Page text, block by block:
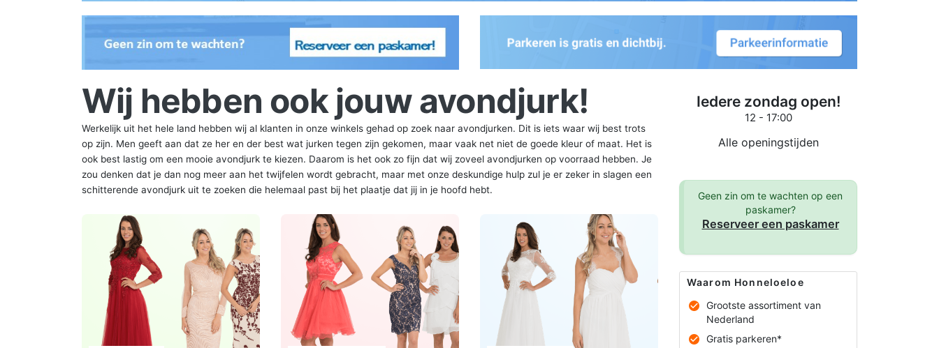
Wij hebben ook jouw avondjurk!
Werkelijk uit het hele land hebben wij al klanten in onze winkels gehad op zoek naar avondjurken. Dit is iets waar wij best trots
op zijn. Men geeft aan dat ze her en der best wat jurken tegen zijn gekomen, maar vaak net niet de goede kleur of maat. Het is
ook best lastig om een mooie avondjurk te kiezen. Daarom is het ook zo fijn dat wij zoveel avondjurken op voorraad hebben. Je
zou denken dat je dan nog meer aan het twijfelen wordt gebracht, maar met onze deskundige hulp zul je er zeker in slagen een
schitterende avondjurk uit te zoeken die helemaal past bij het plaatje dat jij in je hoofd hebt.
Iedere zondag open!
12 - 17:00
Alle openingstijden
Geen zin om te wachten op een
paskamer?
Reserveer een paskamer
Waarom Honneloeloe
Grootste assortiment van
Nederland
Gratis parkeren*